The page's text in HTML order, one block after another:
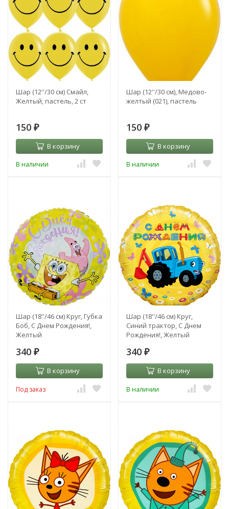
Шар (12''/30 см) Смайл,
Желтый, пастель, 2 ст
150 ₽
В корзину
В наличии
Шар (12''/30 см), Медово-
желтый (021), пастель
150 ₽
В корзину
В наличии
Шар (18''/46 см) Круг, Губка
Боб, С Днем Рождения!,
Желтый
340 ₽
В корзину
Под заказ
Шар (18''/46 см) Круг,
Синий трактор, С Днем
Рождения!, Желтый
340 ₽
В корзину
В наличии